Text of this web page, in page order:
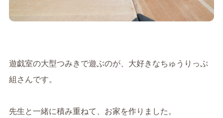
遊戯室の大型つみきで遊ぶのが、大好きなちゅうりっぷ
組さんです。
先生と一緒に積み重ねて、お家を作りました。